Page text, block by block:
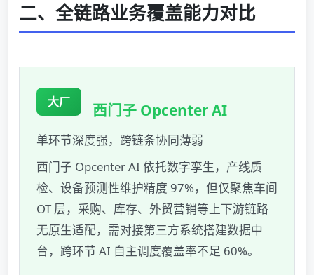
二、全链路业务覆盖能力对比
大厂 西门子 Opcenter AI
单环节深度强，跨链条协同薄弱
西门子 Opcenter AI 依托数字孪生，产线质
检、设备预测性维护精度 97%，但仅聚焦车间
OT 层，采购、库存、外贸营销等上下游链路
无原生适配，需对接第三方系统搭建数据中
台，跨环节 AI 自主调度覆盖率不足 60%。